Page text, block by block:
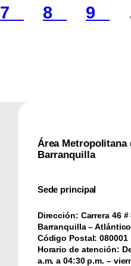
7
8 9
Área Metropolitana
Barranquilla
Sede principal
Dirección: Carrera 46
Barranquilla – Atlántico
Código Postal: 080001
Horario de atención:
a.m. a 04:30 p.m. –